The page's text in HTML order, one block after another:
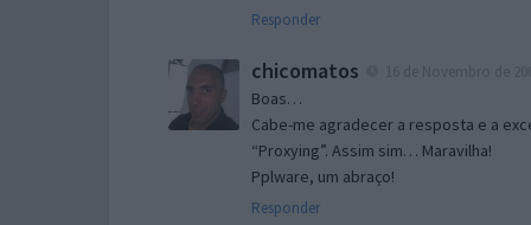
Responder
chicomatos
Boas…
Cabe-me agradecer a resposta e a
“Proxying”. Assim sim… Maravilha!
Pplware, um abraço!
Responder